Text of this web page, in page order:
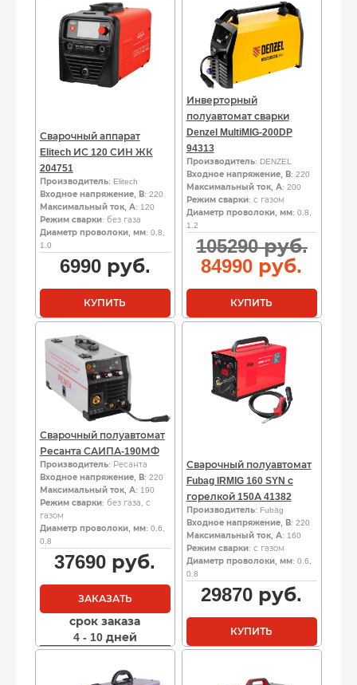
Сварочный аппарат
Elitech ИС 120 СИН ЖК
204751
Производитель: Elitech
Входное напряжение, В: 220
Максимальный ток, А: 120
Режим сварки: без газа
Диаметр проволоки, мм: 0.8,
1.0
6990руб.
КУПИТЬ
Инверторный
полуавтомат сварки
Denzel MultiMIG-200DP
94313
Производитель: DENZEL
Входное напряжение, В: 220
Максимальный ток, А: 200
Режим сварки: с газом
Диаметр проволоки, мм: 0.8,
1.2
105290руб.
руб..
84990 руб.
руб..
КУПИТЬ
Сварочный полуавтомат
Ресанта САИПА-190МФ
Производитель: Ресанта
Входное напряжение, В: 220
Максимальный ток, А: 190
Режим сварки: без газа, с
газом
Диаметр проволоки, мм: 0.6,
0.8
37690 руб.
ЗАКАЗАТЬ
срок заказа
4 - 10 дней
Сварочный полуавтомат
Fubag IRMIG 160 SYN с
горелкой 150А 41382
Производитель: Fubаg
Входное напряжение, В: 220
Максимальный ток, А: 160
Режим сварки: с газом
Диаметр проволоки, мм: 0.6,
0.8
29870 руб.
КУПИТЬ